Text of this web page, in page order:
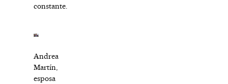
constante.
Andrea
Martín,
esposa